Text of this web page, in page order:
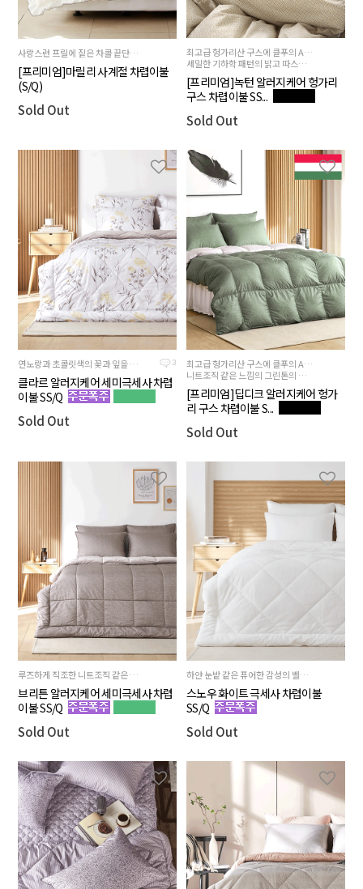
사랑스런 프릴에 짙은 차콜 끝단이 깔끔함을 더해주는 60수 고급면혼방의 프리미엄 알러지케어 원단
[프리미엄]마릴리 사계절 차렵이불
(S/Q)
Sold Out
최고급 헝가리산 구스에 클푸의 ALC+COVER 기술을 더한 프리미엄 구스다운 제품
세밀한 기하학 패턴의 밝고 따스하면서도 부담스럽지 않은 겉면 옐로우와 베이지 색상의 안쪽면
[프리미엄]녹턴 알러지케어 헝가리
구스 차렵이불 SS...
Sold Out
3
연노랑과 초콜릿색의 꽃과 잎을 큼직하게 표현한 알러지케어 원단과 녹아내릴듯 부드러운 크리미 하고 소프트한 모카베이지 컬러의 초극세사 안감 양면-2way로 사용
클라르 알러지케어 세미극세사 차렵
이불 SS/Q
Sold Out
최고급 헝가리산 구스에 클푸의 ALC+COVER 기술을 더한 프리미엄 구스다운 제품
니트조직 같은 느낌의 그린톤의 겉면과 성글게 짜인 광목을 연상시키는 연베이지컬러 뒷면
[프리미엄]딥디크 알러지케어 헝가
리 구스 차렵이불 S...
Sold Out
루즈하게 직조한 니트조직 같은 브라운 톤의 알러지케어 원단과 녹아내릴듯 부드러운 크리미 하고 소프트한 모카베이지 컬러의 초극세사 안감의 양면-2way로 사용
브리튼 알러지케어 세미극세사 차렵
이불 SS/Q
Sold Out
하얀 눈밭 같은 퓨어한 감성의 벨벳처럼 부드러운 스노우 화이트! 털빠짐과 먼지날림이 적어 관리가 쉬운 3mm극세사
스노우 화이트 극세사 차렵이불
SS/Q
Sold Out